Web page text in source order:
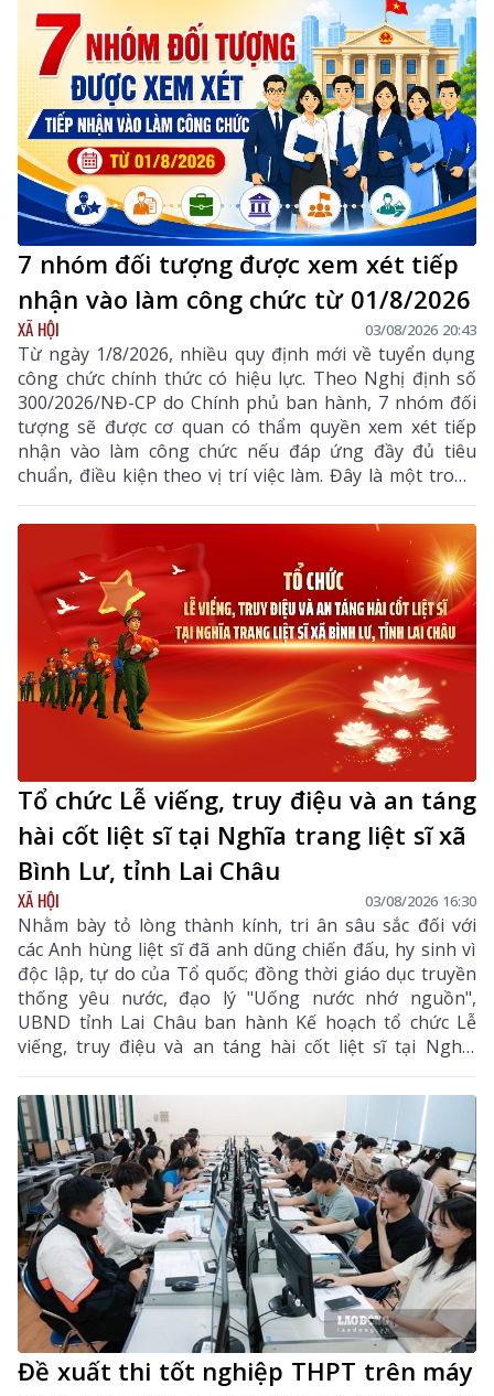
7 nhóm đối tượng được xem xét tiếp
nhận vào làm công chức từ 01/8/2026
XÃ HỘI 03/08/2026 20:43
Từ ngày 1/8/2026, nhiều quy định mới về tuyển dụng
công chức chính thức có hiệu lực. Theo Nghị định số
300/2026/NĐ-CP do Chính phủ ban hành, 7 nhóm đối
tượng sẽ được cơ quan có thẩm quyền xem xét tiếp
nhận vào làm công chức nếu đáp ứng đầy đủ tiêu
chuẩn, điều kiện theo vị trí việc làm. Đây là một trong
những điểm mới đáng chú ý nhằm bổ sung, thu hút
nguồn nhân lực chất lượng cao vào khu vực công.
Tổ chức Lễ viếng, truy điệu và an táng
hài cốt liệt sĩ tại Nghĩa trang liệt sĩ xã
Bình Lư, tỉnh Lai Châu
XÃ HỘI 03/08/2026 16:30
Nhằm bày tỏ lòng thành kính, tri ân sâu sắc đối với
các Anh hùng liệt sĩ đã anh dũng chiến đấu, hy sinh vì
độc lập, tự do của Tổ quốc; đồng thời giáo dục truyền
thống yêu nước, đạo lý "Uống nước nhớ nguồn",
UBND tỉnh Lai Châu ban hành Kế hoạch tổ chức Lễ
viếng, truy điệu và an táng hài cốt liệt sĩ tại Nghĩa
trang liệt sĩ xã Bình Lư. Bộ Chỉ huy Quân sự tỉnh là
đơn vị chủ trì, phối hợp với các sở, ngành, địa phương
triển khai các nội dung, bảo đảm buổi lễ được tổ chức
trang nghiêm, trọng thể, đúng nghi thức.
Đề xuất thi tốt nghiệp THPT trên máy